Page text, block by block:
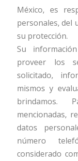
México, es
personales, del
su protección.
Su
proveer los
solicitado,
mismos y
brindamos.
mencionadas,
datos
número
considerado